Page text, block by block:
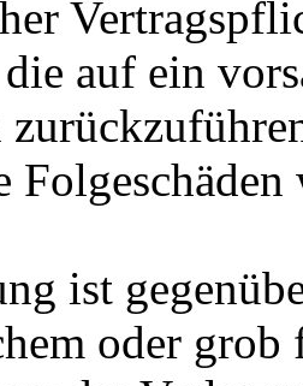
die auf ein
Folgeschäden
ist
oder grob